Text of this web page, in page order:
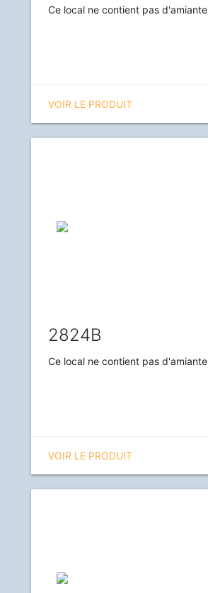
Ce local ne contient pas d'amiante
VOIR LE PRODUIT
2824B
Ce local ne contient pas d'amiante
VOIR LE PRODUIT